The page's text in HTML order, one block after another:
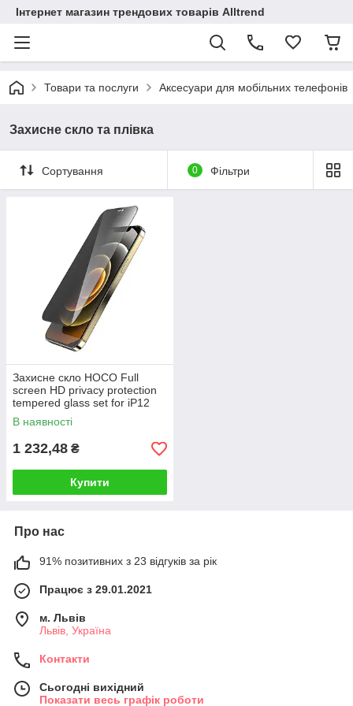
Інтернет магазин трендових товарів Alltrend
Товари та послуги Аксесуари для мобільних телефонів
Захисне скло та плівка
Сортування 0 Фільтри
Захисне скло HOCO Full
screen HD privacy protection
tempered glass set for iP12
Pro Max (25PCS)(G11) Black
В наявності
1 232,48 ₴
Купити
Про нас
91% позитивних з 23 відгуків за рік
Працює з 29.01.2021
м. Львів
Львів, Україна
Контакти
Сьогодні вихідний
Показати весь графік роботи